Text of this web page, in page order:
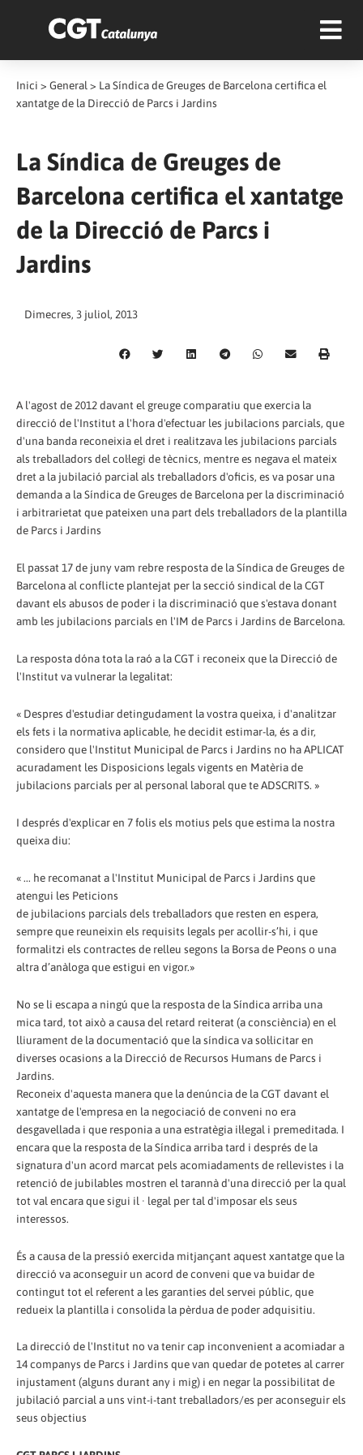
Inici > General > La Síndica de Greuges de Barcelona certifica el
xantatge de la Direcció de Parcs i Jardins
La Síndica de Greuges de
Barcelona certifica el xantatge
de la Direcció de Parcs i
Jardins
Dimecres, 3 juliol, 2013
A l'agost de 2012 davant el greuge comparatiu que exercia la
direcció de l'Institut a l'hora d'efectuar les jubilacions parcials, que
d'una banda reconeixia el dret i realitzava les jubilacions parcials
als treballadors del col·legi de tècnics, mentre es negava el mateix
dret a la jubilació parcial als treballadors d'oficis, es va posar una
demanda a la Síndica de Greuges de Barcelona per la discriminació
i arbitrarietat que pateixen una part dels treballadors de la plantilla
de Parcs i Jardins
El passat 17 de juny vam rebre resposta de la Síndica de Greuges de
Barcelona al conflicte plantejat per la secció sindical de la CGT
davant els abusos de poder i la discriminació que s'estava donant
amb les jubilacions parcials en l'IM de Parcs i Jardins de Barcelona.
La resposta dóna tota la raó a la CGT i reconeix que la Direcció de
l'Institut va vulnerar la legalitat:
« Despres d'estudiar detingudament la vostra queixa, i d'analitzar
els fets i la normativa aplicable, he decidit estimar-la, és a dir,
considero que l'Institut Municipal de Parcs i Jardins no ha APLICAT
acuradament les Disposicions legals vigents en Matèria de
jubilacions parcials per al personal laboral que te ADSCRITS. »
I després d'explicar en 7 folis els motius pels que estima la nostra
queixa diu:
« ... he recomanat a l'Institut Municipal de Parcs i Jardins que
atengui les Peticions
de jubilacions parcials dels treballadors que resten en espera,
sempre que reuneixin els requisits legals per acollir-s’hi, i que
formalitzi els contractes de relleu segons la Borsa de Peons o una
altra d’anàloga que estigui en vigor.»
No se li escapa a ningú que la resposta de la Síndica arriba una
mica tard, tot això a causa del retard reiterat (a consciència) en el
lliurament de la documentació que la síndica va sol·licitar en
diverses ocasions a la Direcció de Recursos Humans de Parcs i
Jardins.
Reconeix d'aquesta manera que la denúncia de la CGT davant el
xantatge de l'empresa en la negociació de conveni no era
desgavellada i que responia a una estratègia il·legal i premeditada. I
encara que la resposta de la Síndica arriba tard i després de la
signatura d'un acord marcat pels acomiadaments de rellevistes i la
retenció de jubilables mostren el tarannà d'una direcció per la qual
tot val encara que sigui il · legal per tal d'imposar els seus
interessos.
És a causa de la pressió exercida mitjançant aquest xantatge que la
direcció va aconseguir un acord de conveni que va buidar de
contingut tot el referent a les garanties del servei públic, que
redueix la plantilla i consolida la pèrdua de poder adquisitiu.
La direcció de l'Institut no va tenir cap inconvenient a acomiadar a
14 companys de Parcs i Jardins que van quedar de potetes al carrer
injustament (alguns durant any i mig) i en negar la possibilitat de
jubilació parcial a uns vint-i-tant treballadors/es per aconseguir els
seus objectius